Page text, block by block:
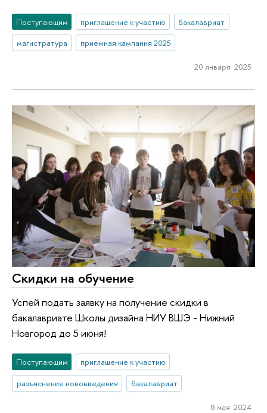
Поступающим приглашение к участию
бакалавриат
магистратура
приемная кампания 2025
20 января 2025
Скидки на обучение
Успей подать заявку на получение скидки в
бакалавриате Школы дизайна НИУ ВШЭ - Нижний
Новгород до 5 июня!
Поступающим
приглашение к участию
разъяснение нововведения
бакалавриат
8 мая 2024